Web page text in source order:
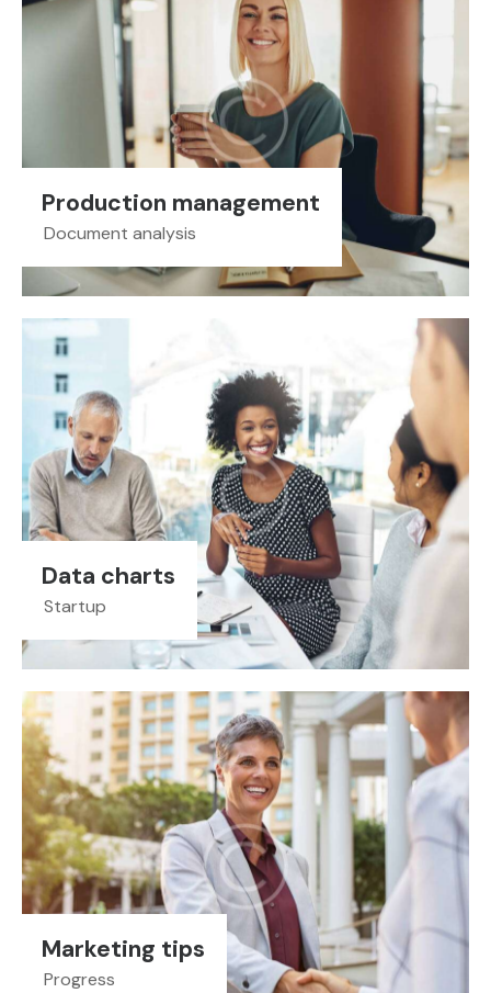
Production management
Document analysis
Data charts
Startup
Marketing tips
Progress